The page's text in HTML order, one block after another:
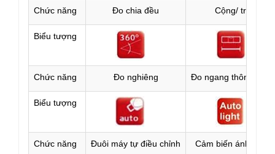
Chức năng Đo chia đều Cộng/ trừ
Biểu tượng
Chức năng Đo nghiêng Đo ngang thông minh
Biểu tượng
Chức năng Đuôi máy tự điều chỉnh Cảm biến ánh sáng